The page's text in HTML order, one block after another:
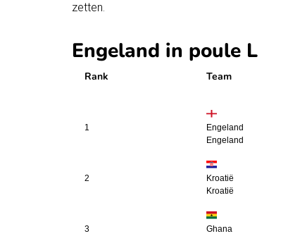
zetten.
Engeland in poule L
Rank Team
1
Engeland
Engeland
2
Kroatië
Kroatië
3
Ghana